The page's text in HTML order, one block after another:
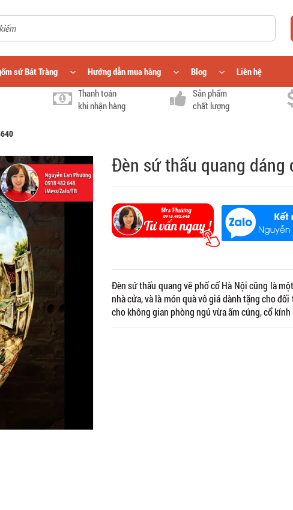
sứ Bát Tràng Hướng dẫn mua hàng Blog
Liên hệ
Thanh toán
khi nhận hàng
Sản phẩm
chất lượng
Đèn sứ thấu quang dáng
Đèn sứ thấu quang vẽ phố cổ Hà Nội cũng là
nhà cửa, và là món quà vô giá dành tặng cho
cho không gian phòng ngủ vừa ấm cúng, cổ